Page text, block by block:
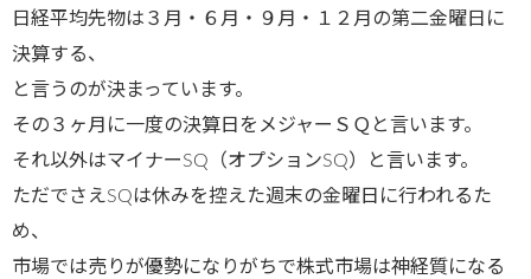
日経平均先物は３月・６月・９月・１２月の第二金曜日に
決算する、
と言うのが決まっています。
その３ヶ月に一度の決算日をメジャーＳＱと言います。
それ以外はマイナーSQ（オプションSQ）と言います。
ただでさえSQは休みを控えた週末の金曜日に行われるた
め、
市場では売りが優勢になりがちで株式市場は神経質になる